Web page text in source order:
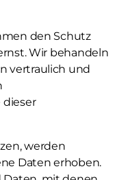
den Schutz
Wir behandeln
vertraulich und
dieser
werden
Daten erhoben.